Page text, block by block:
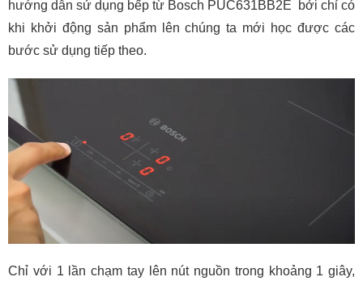
hướng dẫn sử dụng bếp từ Bosch PUC631BB2E bởi chỉ có
khi khởi động sản phẩm lên chúng ta mới học được các
bước sử dụng tiếp theo.
Chỉ với 1 lần chạm tay lên nút nguồn trong khoảng 1 giây,